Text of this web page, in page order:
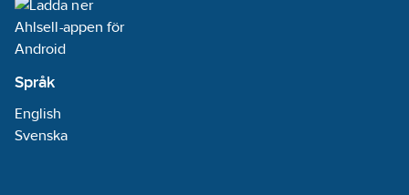
Språk
English
Svenska